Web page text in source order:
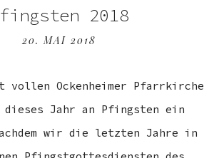
2018
20. MAI 2018
Ockenheimer Pfarrkirche
Jahr an Pfingsten ein
wir die letzten Jahre in